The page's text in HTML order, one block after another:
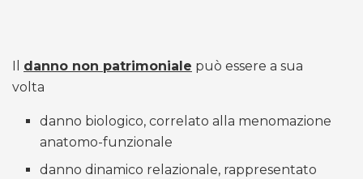
Il danno non patrimoniale può essere a sua
volta
danno biologico, correlato alla menomazione
anatomo-funzionale
danno dinamico relazionale, rappresentato